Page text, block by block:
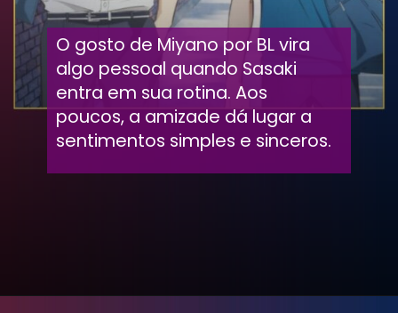
O gosto de Miyano por BL vira
algo pessoal quando Sasaki
entra em sua rotina. Aos
poucos, a amizade dá lugar a
sentimentos simples e sinceros.